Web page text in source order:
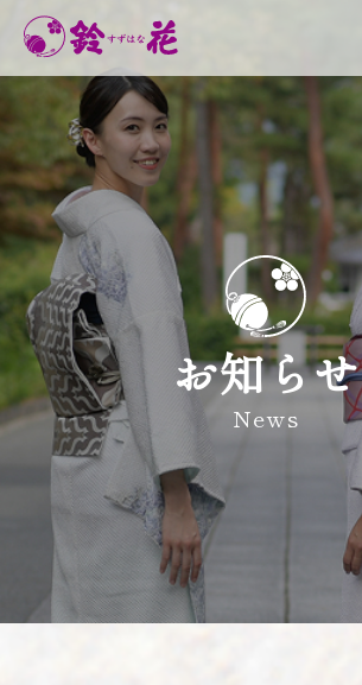
鈴花について
理念
代表メッセージ
歴史
和服の日
グループ
サービス概要
取り扱い商品
お手入れ情報
きものレンタル
DXへの取組み
イベント
お知らせ
よくあるご質問
お知らせ
News